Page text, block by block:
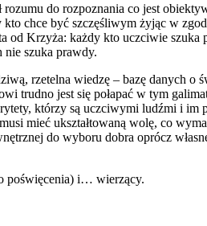
do rozpoznania co jest
chce być szczęśliwym żyjąc w
Krzyża: każdy kto uczciwie
szuka prawdy.
rzetelna wiedzę – bazę danych
trudno jest się połapać w tym
którzy są uczciwymi ludźmi i im
mieć ukształtowaną wolę, co
do wyboru dobra oprócz
poświęcenia) i… wierzący.